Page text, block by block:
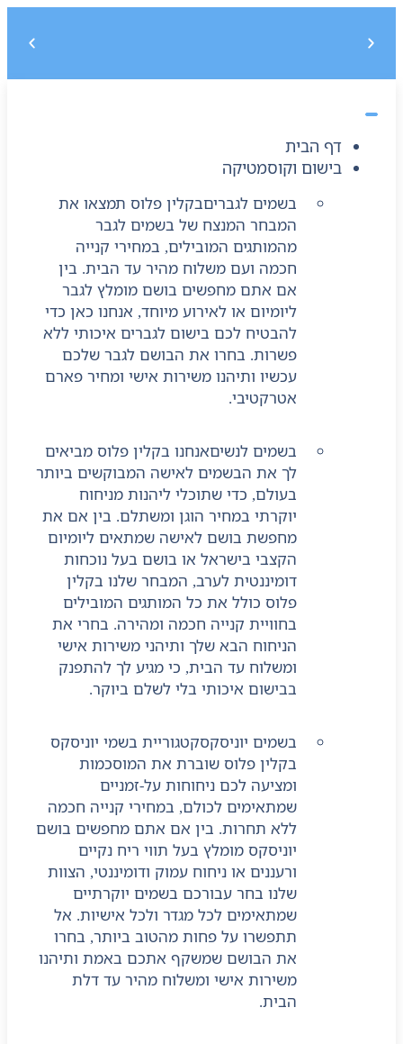
משלוח חינם בקנייה מעל 299 ₪, לא כולל בישום
דף הבית
בישום וקוסמטיקה
בשמים לגבריםבקלין פלוס תמצאו את
המבחר המנצח של בשמים לגבר
מהמותגים המובילים, במחירי קנייה
חכמה ועם משלוח מהיר עד הבית. בין
אם אתם מחפשים בושם מומלץ לגבר
ליומיום או לאירוע מיוחד, אנחנו כאן כדי
להבטיח לכם בישום לגברים איכותי ללא
פשרות. בחרו את הבושם לגבר שלכם
עכשיו ותיהנו משירות אישי ומחיר פארם
אטרקטיבי.
בשמים לנשיםאנחנו בקלין פלוס מביאים
לך את הבשמים לאישה המבוקשים ביותר
בעולם, כדי שתוכלי ליהנות מניחוח
יוקרתי במחיר הוגן ומשתלם. בין אם את
מחפשת בושם לאישה שמתאים ליומיום
הקצבי בישראל או בושם בעל נוכחות
דומיננטית לערב, המבחר שלנו בקלין
פלוס כולל את כל המותגים המובילים
בחוויית קנייה חכמה ומהירה. בחרי את
הניחוח הבא שלך ותיהני משירות אישי
ומשלוח עד הבית, כי מגיע לך להתפנק
בבישום איכותי בלי לשלם ביוקר.
בשמים יוניסקסקטגוריית בשמי יוניסקס
בקלין פלוס שוברת את המוסכמות
ומציעה לכם ניחוחות על-זמניים
שמתאימים לכולם, במחירי קנייה חכמה
ללא תחרות. בין אם אתם מחפשים בושם
יוניסקס מומלץ בעל תווי ריח נקיים
ורעננים או ניחוח עמוק ודומיננטי, הצוות
שלנו בחר עבורכם בשמים יוקרתיים
שמתאימים לכל מגדר ולכל אישיות. אל
תתפשרו על פחות מהטוב ביותר, בחרו
את הבושם שמשקף אתכם באמת ותיהנו
משירות אישי ומשלוח מהיר עד דלת
הבית.